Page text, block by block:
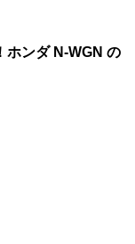
ホンダ N-WGN の